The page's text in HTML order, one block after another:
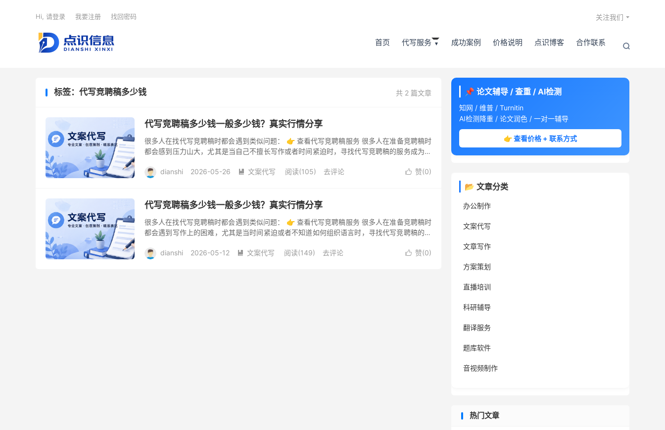
首页 代写服务 成功案例 价格说明 点识博客 合作联系 
关注我们
Hi, 请登录 我要注册 找回密码
共 2 篇文章
标签：代写竞聘稿多少钱
代写竞聘稿多少钱一般多少钱？真实行情分享
很多人在找代写竞聘稿时都会遇到类似问题： 👉 查看代写竞聘稿服务 很多人在准备竞聘稿时
都会感到压力山大，尤其是当自己不擅长写作或者时间紧迫时，寻找代写竞聘稿的服务成为了
 赞(0)
dianshi 2026-05-26  文案代写 阅读(105) 去评论
代写竞聘稿多少钱一般多少钱？真实行情分享
很多人在找代写竞聘稿时都会遇到类似问题： 👉 查看代写竞聘稿服务 很多人在准备竞聘稿时
都会遇到写作上的困难，尤其是当时间紧迫或者不知道如何组织语言时，寻找代写竞聘稿的服
 赞(0)
dianshi 2026-05-12  文案代写 阅读(149) 去评论
📌 论文辅导 / 查重 / AI检测
知网 / 维普 / Turnitin
AI检测降重 / 论文润色 / 一对一辅导
👉 查看价格 + 联系方式
📂 文章分类
办公制作
文案代写
文章写作
方案策划
直播培训
科研辅导
翻译服务
题库软件
音视频制作
热门文章